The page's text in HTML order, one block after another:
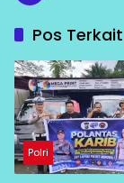
Pos Terkait
Polri